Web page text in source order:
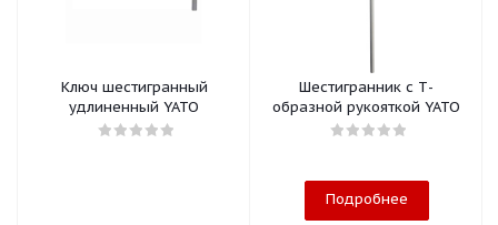
Ключ шестигранный
удлиненный YATO
Шестигранник с Т-
образной рукояткой YATO
Подробнее